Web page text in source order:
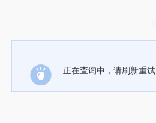
正在查询中，请刷新重试